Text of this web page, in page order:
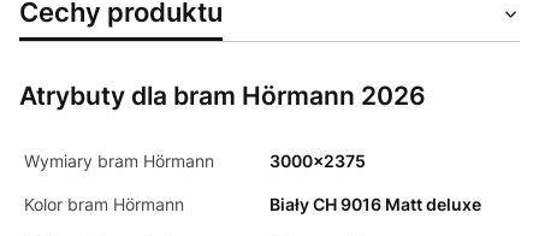
Cechy produktu
Atrybuty dla bram Hörmann 2026
Wymiary bram Hörmann 3000x2375
Kolor bram Hörmann Biały CH 9016 Matt deluxe